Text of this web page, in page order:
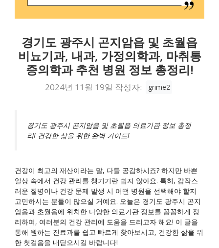
경기도 광주시 곤지암읍 및 초월읍
비뇨기과, 내과, 가정의학과, 마취통
증의학과 추천 병원 정보 총정리!
2024년 11월 19일 작성자: grime2
경기도 광주시 곤지암읍 및 초월읍 의료기관 정보 총정
리! 건강한 삶을 위한 완벽 가이드!
건강이 최고의 재산이라는 말, 다들 공감하시죠? 하지만 바쁜
일상 속에서 건강 관리를 챙기기란 쉽지 않아요. 특히, 갑작스
러운 질병이나 건강 문제 발생 시 어떤 병원을 선택해야 할지
고민하시는 분들이 많으실 거예요. 오늘은 경기도 광주시 곤지
암읍과 초월읍에 위치한 다양한 의료기관 정보를 꼼꼼하게 정
리하여, 여러분의 건강 관리에 도움을 드리고자 해요! 이 글을
통해 원하는 진료과를 쉽고 빠르게 찾아보시고, 건강한 삶을 위
한 첫걸음을 내딛으시길 바랍니다!